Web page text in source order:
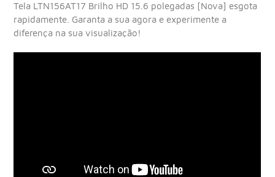
Tela LTN156AT17 Brilho HD 15.6 polegadas [Nova] esgota
rapidamente. Garanta a sua agora e experimente a
diferença na sua visualização!